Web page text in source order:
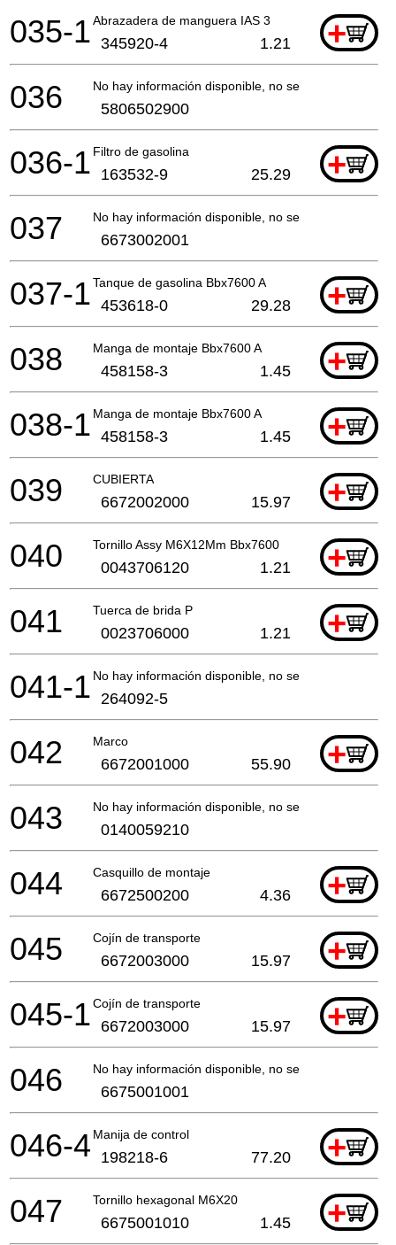
Abrazadera de manguera IAS 3 +
035-1 345920-4 1.21
No hay información disponible, no se puede pedir
036 5806502900
Filtro de gasolina +
036-1 163532-9 25.29
No hay información disponible, no se puede pedir
037 6673002001
Tanque de gasolina Bbx7600 A +
037-1 453618-0 29.28
Manga de montaje Bbx7600 A +
038 458158-3 1.45
Manga de montaje Bbx7600 A +
038-1 458158-3 1.45
CUBIERTA +
039 6672002000 15.97
Tornillo Assy M6X12Mm Bbx7600 +
040 0043706120 1.21
Tuerca de brida P +
041 0023706000 1.21
No hay información disponible, no se puede pedir
041-1 264092-5
Marco +
042 6672001000 55.90
No hay información disponible, no se puede pedir
043 0140059210
Casquillo de montaje +
044 6672500200 4.36
Cojín de transporte +
045 6672003000 15.97
Cojín de transporte +
045-1 6672003000 15.97
No hay información disponible, no se puede pedir
046 6675001001
Manija de control +
046-4 198218-6 77.20
Tornillo hexagonal M6X20 +
047 6675001010 1.45